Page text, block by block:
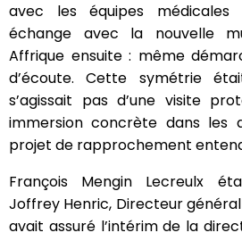
avec les équipes médicales
échange avec la nouvelle
Affrique ensuite : même
d’écoute. Cette symétrie
s’agissait pas d’une visite
immersion concrète dans les
projet de rapprochement
François Mengin Lecreulx
Joffrey Henric, Directeur général
avait assuré l’intérim de la